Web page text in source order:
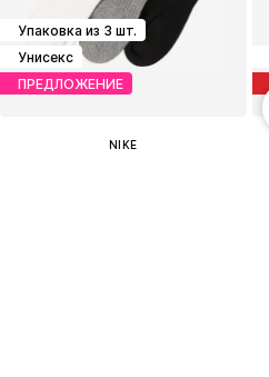
Упаковка из 3 шт.
Унисекс
ПРЕДЛОЖЕНИЕ
NIKE